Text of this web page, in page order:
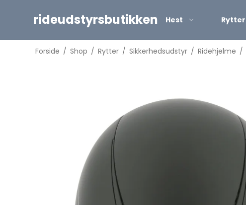
rideudstyrsbutikken Hest Rytter
Piske
Sporer
Forside / Shop / Rytter / Sikkerhedsudstyr / Ridehjelme /